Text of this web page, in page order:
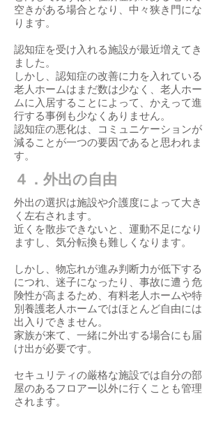
空きがある場合となり、中々狭き門にな
ります。
認知症を受け入れる施設が最近増えてき
ました。
しかし、認知症の改善に力を入れている
老人ホームはまだ数は少なく、老人ホー
ムに入居することによって、かえって進
行する事例も少なくありません。
認知症の悪化は、コミュニケーションが
減ることが一つの要因であると思われま
す。
４．外出の自由
外出の選択は施設や介護度によって大き
く左右されます。
近くを散歩できないと、運動不足になり
ますし、気分転換も難しくなります。
しかし、物忘れが進み判断力が低下する
につれ、迷子になったり、事故に遭う危
険性が高まるため、有料老人ホームや特
別養護老人ホームではほとんど自由には
出入りできません。
家族が来て、一緒に外出する場合にも届
け出が必要です。
セキュリティの厳格な施設では自分の部
屋のあるフロアー以外に行くことも管理
されます。